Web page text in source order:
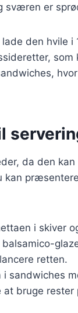
sværen er
den hvile
da den
kan
i skiver
retten.
sandwiches
bruge